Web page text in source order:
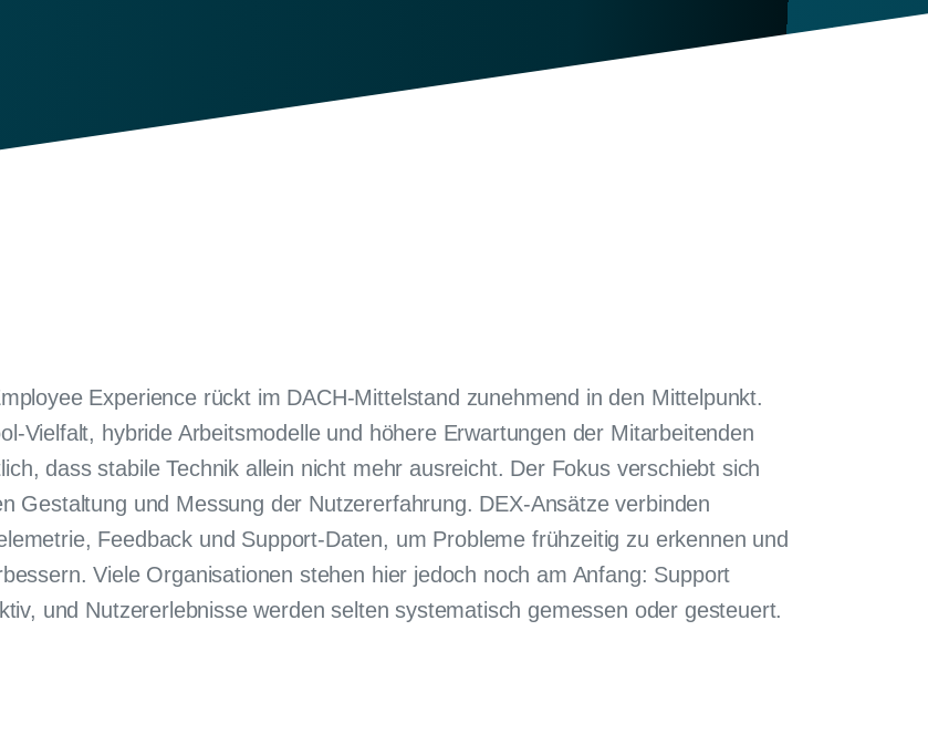
Experience rückt im DACH-Mittelstand zunehmend in den Mittelpunkt.
Vielfalt, hybride Arbeitsmodelle und höhere Erwartungen der Mitarbeitenden
dass stabile Technik allein nicht mehr ausreicht. Der Fokus verschiebt sich
Gestaltung und Messung der Nutzererfahrung. DEX-Ansätze verbinden
Feedback und Support-Daten, um Probleme frühzeitig zu erkennen und
Viele Organisationen stehen hier jedoch noch am Anfang: Support
und Nutzererlebnisse werden selten systematisch gemessen oder gesteuert.